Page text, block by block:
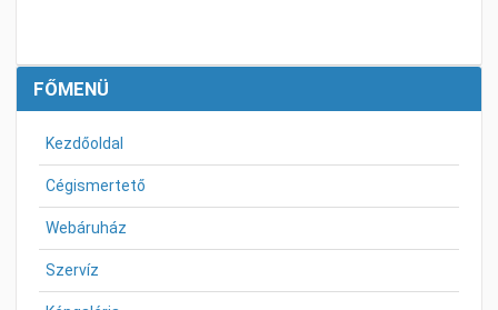
FŐMENÜ
Kezdőoldal
Cégismertető
Webáruház
Szervíz